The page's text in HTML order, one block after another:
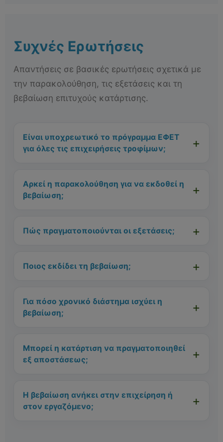
Συχνές Ερωτήσεις
Απαντήσεις σε βασικές ερωτήσεις σχετικά με
την παρακολούθηση, τις εξετάσεις και τη
βεβαίωση επιτυχούς κατάρτισης.
Είναι υποχρεωτικό το πρόγραμμα ΕΦΕΤ
για όλες τις επιχειρήσεις τροφίμων;
Αρκεί η παρακολούθηση για να εκδοθεί η
βεβαίωση;
Πώς πραγματοποιούνται οι εξετάσεις;
Ποιος εκδίδει τη βεβαίωση;
Για πόσο χρονικό διάστημα ισχύει η
βεβαίωση;
Μπορεί η κατάρτιση να πραγματοποιηθεί
εξ αποστάσεως;
Η βεβαίωση ανήκει στην επιχείρηση ή
στον εργαζόμενο;